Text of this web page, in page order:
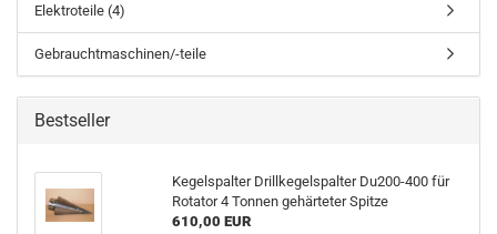
Elektroteile (4)
Gebrauchtmaschinen/-teile
Bestseller
Kegelspalter Drillkegelspalter Du200-400 für
Rotator 4 Tonnen gehärteter Spitze
610,00 EUR